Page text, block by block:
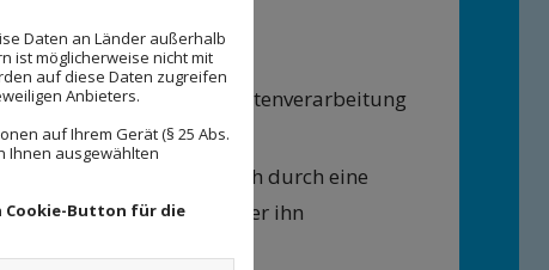
erlaubt, wenn die Datenverarbeitung
und unmissverständlich durch eine
er mit der Verarbeitung der ihn
ist;
Daten an Länder außerhalb
ist möglicherweise nicht mit
auf diese Daten zugreifen
Anbieters.
auf Ihrem Gerät (§ 25 Abs.
Ihnen ausgewählten
Cookie-Button für die